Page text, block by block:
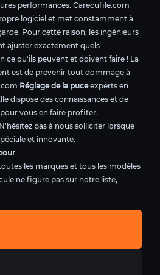
performances. Carecufile.com
logiciel et met constamment à
Pour cette raison, les ingénieurs
ajuster exactement quels
ce qu'ils peuvent et doivent faire ! La
est de prévenir tout dommage à
Réglage de la puceexperts en
dispose des connaissances et de
vous en faire profiter.
pas à nous solliciter lorsque
et innovante.
les marques et tous les modèles
ne figure pas sur notre liste,